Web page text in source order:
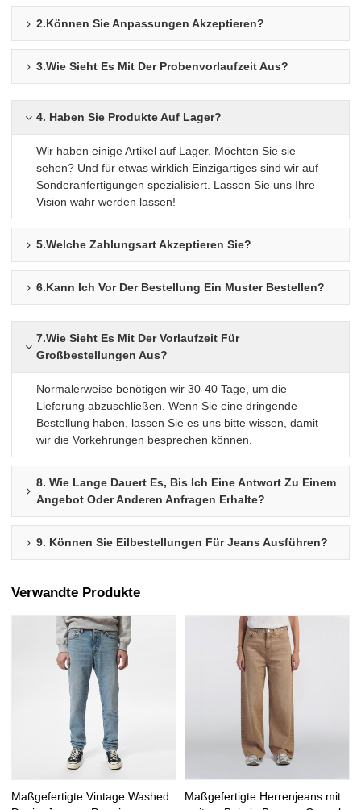
2.Können Sie Anpassungen Akzeptieren?
3.Wie Sieht Es Mit Der Probenvorlaufzeit Aus?
4. Haben Sie Produkte Auf Lager?
Wir haben einige Artikel auf Lager. Möchten Sie sie
sehen? Und für etwas wirklich Einzigartiges sind wir auf
Sonderanfertigungen spezialisiert. Lassen Sie uns Ihre
Vision wahr werden lassen!
5.Welche Zahlungsart Akzeptieren Sie?
6.Kann Ich Vor Der Bestellung Ein Muster Bestellen?
7.Wie Sieht Es Mit Der Vorlaufzeit Für
Großbestellungen Aus?
Normalerweise benötigen wir 30-40 Tage, um die
Lieferung abzuschließen. Wenn Sie eine dringende
Bestellung haben, lassen Sie es uns bitte wissen, damit
wir die Vorkehrungen besprechen können.
8. Wie Lange Dauert Es, Bis Ich Eine Antwort Zu Einem
Angebot Oder Anderen Anfragen Erhalte?
9. Können Sie Eilbestellungen Für Jeans Ausführen?
Verwandte Produkte
Maßgefertigte Vintage Washed
Maßgefertigte Herrenjeans mit